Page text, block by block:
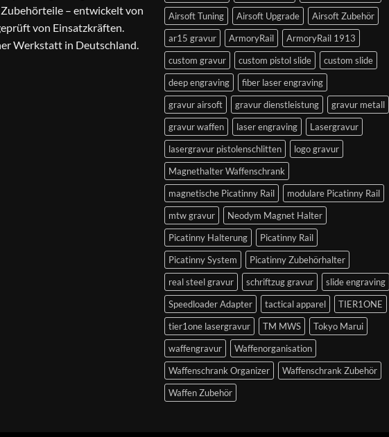
– entwickelt von
von Einsatzkräften.
Werkstatt in Deutschland.
Airsoft Tuning
Airsoft Upgrade
Airsoft Zubehör
ar15 gravur
ArmoryRail
ArmoryRail 1913
custom gravur
custom pistol slide
custom slide
deep engraving
fiber laser engraving
gravur airsoft
gravur dienstleistung
gravur metall
gravur waffen
laser engraving
Lasergravur
lasergravur pistolenschlitten
logo gravur
Magnethalter Waffenschrank
magnetische Picatinny Rail
modulare Picatinny Rail
mtw gravur
Neodym Magnet Halter
Picatinny Halterung
Picatinny Rail
Picatinny System
Picatinny Zubehörhalter
real steel gravur
schriftzug gravur
slide engraving
Speedloader Adapter
tactical apparel
TIER1ONE
tier1one lasergravur
TM MWS
Tokyo Marui
waffengravur
Waffenorganisation
Waffenschrank Organizer
Waffenschrank Zubehör
Waffen Zubehör